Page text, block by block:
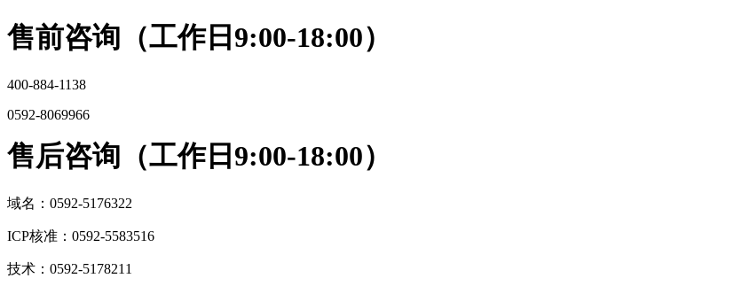
售前咨询（工作日9:00-18:00）
400-884-1138
0592-8069966
售后咨询（工作日9:00-18:00）
域名：0592-5176322
ICP核准：0592-5583516
技术：0592-5178211